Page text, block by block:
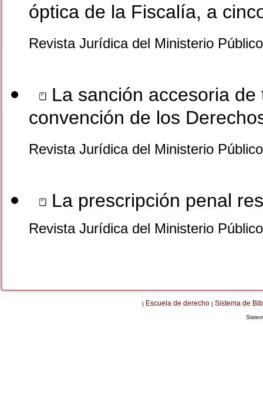
óptica de la Fiscalía, a
Revista Jurídica del Ministerio
La sanción accesoria
convención de los
Revista Jurídica del Ministerio
La prescripción penal
Revista Jurídica del Ministerio
| Escuela de derecho | Sistema de